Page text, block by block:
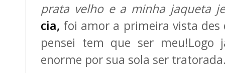
prata velho e a minha jaqueta
cia, foi amor a primeira vista
pensei tem que ser
enorme por sua sola ser